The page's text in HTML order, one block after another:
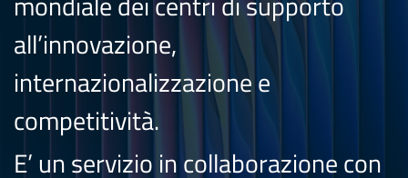
all’innovazione,
internazionalizzazione e
competitività.
E’ un servizio in collaborazione con